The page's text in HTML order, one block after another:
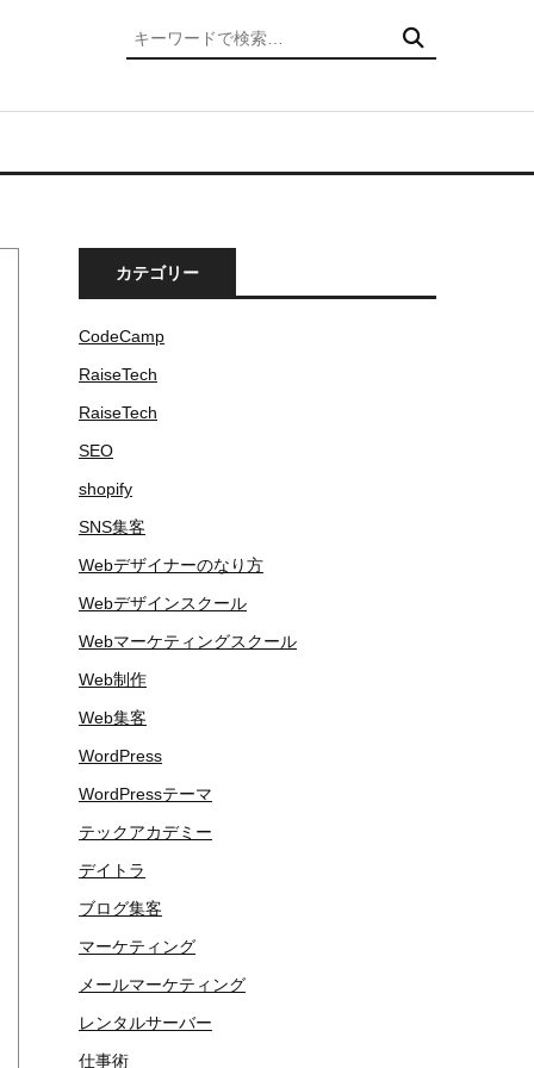
カテゴリー
CodeCamp
RaiseTech
RaiseTech
SEO
shopify
SNS集客
Webデザイナーのなり方
Webデザインスクール
Webマーケティングスクール
Web制作
Web集客
WordPress
WordPressテーマ
テックアカデミー
デイトラ
ブログ集客
マーケティング
メールマーケティング
レンタルサーバー
仕事術